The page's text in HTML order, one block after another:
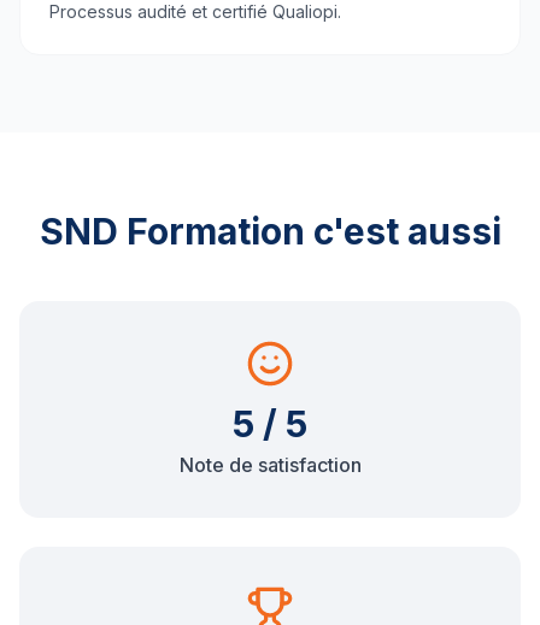
Processus audité et certifié Qualiopi.
SND Formation c'est aussi
5 / 5
Note de satisfaction